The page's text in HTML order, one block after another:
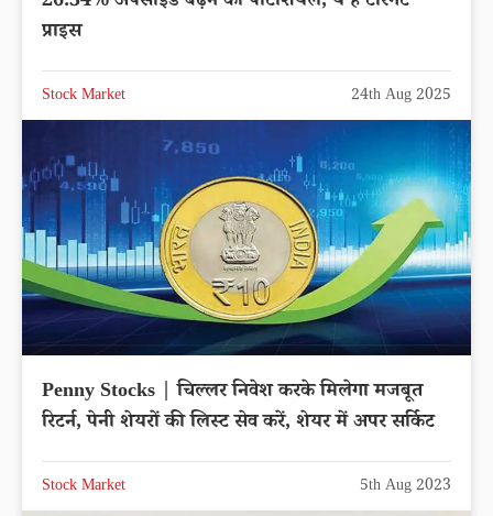
प्राइस
Stock Market 24th Aug 2025
Penny Stocks | चिल्लर निवेश करके मिलेगा मजबूत
रिटर्न, पेनी शेयरों की लिस्ट सेव करें, शेयर में अपर सर्किट
Stock Market 5th Aug 2023